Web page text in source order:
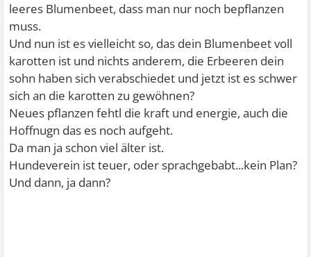
leeres Blumenbeet, dass man nur noch bepflanzen
muss.
Und nun ist es vielleicht so, das dein Blumenbeet voll
karotten ist und nichts anderem, die Erbeeren dein
sohn haben sich verabschiedet und jetzt ist es schwer
sich an die karotten zu gewöhnen?
Neues pflanzen fehtl die kraft und energie, auch die
Hoffnugn das es noch aufgeht.
Da man ja schon viel älter ist.
Hundeverein ist teuer, oder sprachgebabt...kein Plan?
Und dann, ja dann?